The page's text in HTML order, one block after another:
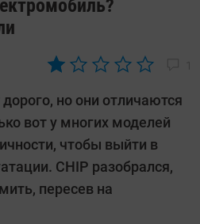
но они отличаются
вот у многих моделей
чтобы выйти в
CHIP разобрался,
пересев на